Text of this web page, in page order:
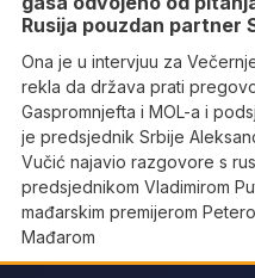
Rusija pouzdan partner
Ona je u intervjuu za
rekla da država prati
Gaspromnjefta i MOL-a i
je predsjednik Srbije
Vučić najavio razgovore s
predsjednikom Vladimirom
mađarskim premijerom
Mađarom